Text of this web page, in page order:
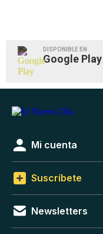
DISPONIBLE EN
Google Play
Mi cuenta
Suscríbete
Newsletters